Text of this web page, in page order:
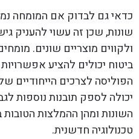
כדאי גם לבדוק אם המומחה
שונות, שכן זה עשוי להעניק
ולקווים מוצריים שונים.
ביטוח יכולים להציע
הפוליסה לצרכים הייחודיים
יכולה לספק תובנות נוספות
השונות ומהן ההמלצות הטובות
טכנולוגיה חדשנית.